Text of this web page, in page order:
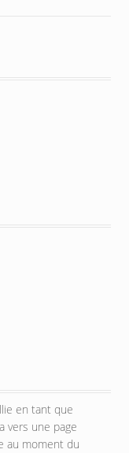
en tant que
vers une page
au moment du